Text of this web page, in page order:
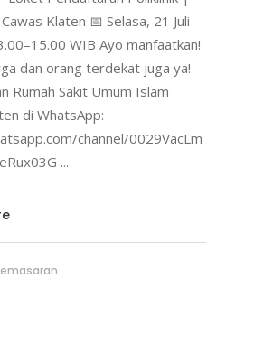
Klaten 📅 Selasa, 21 Juli
WIB Ayo manfaatkan!
dan orang terdekat juga ya!
Rumah Sakit Umum Islam
di WhatsApp:
channel/0029VacLm